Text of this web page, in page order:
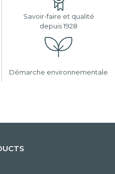
Savoir-faire et qualité
depuis 1928
Démarche environnementale